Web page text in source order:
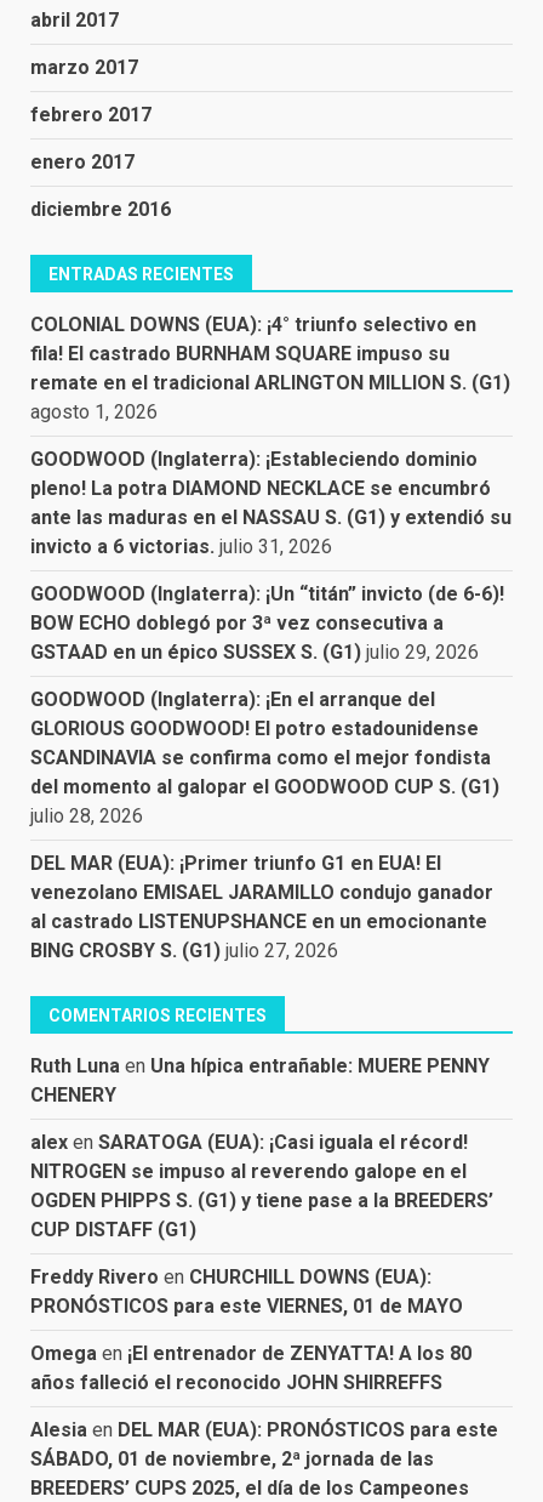
abril 2017
marzo 2017
febrero 2017
enero 2017
diciembre 2016
ENTRADAS RECIENTES
COLONIAL DOWNS (EUA): ¡4° triunfo selectivo en
fila! El castrado BURNHAM SQUARE impuso su
remate en el tradicional ARLINGTON MILLION S. (G1)
agosto 1, 2026
GOODWOOD (Inglaterra): ¡Estableciendo dominio
pleno! La potra DIAMOND NECKLACE se encumbró
ante las maduras en el NASSAU S. (G1) y extendió su
invicto a 6 victorias. julio 31, 2026
GOODWOOD (Inglaterra): ¡Un “titán” invicto (de 6-6)!
BOW ECHO doblegó por 3ª vez consecutiva a
GSTAAD en un épico SUSSEX S. (G1) julio 29, 2026
GOODWOOD (Inglaterra): ¡En el arranque del
GLORIOUS GOODWOOD! El potro estadounidense
SCANDINAVIA se confirma como el mejor fondista
del momento al galopar el GOODWOOD CUP S. (G1)
julio 28, 2026
DEL MAR (EUA): ¡Primer triunfo G1 en EUA! El
venezolano EMISAEL JARAMILLO condujo ganador
al castrado LISTENUPSHANCE en un emocionante
BING CROSBY S. (G1) julio 27, 2026
COMENTARIOS RECIENTES
Ruth Luna en Una hípica entrañable: MUERE PENNY
CHENERY
alex en SARATOGA (EUA): ¡Casi iguala el récord!
NITROGEN se impuso al reverendo galope en el
OGDEN PHIPPS S. (G1) y tiene pase a la BREEDERS’
CUP DISTAFF (G1)
Freddy Rivero en CHURCHILL DOWNS (EUA):
PRONÓSTICOS para este VIERNES, 01 de MAYO
Omega en ¡El entrenador de ZENYATTA! A los 80
años falleció el reconocido JOHN SHIRREFFS
Alesia en DEL MAR (EUA): PRONÓSTICOS para este
SÁBADO, 01 de noviembre, 2ª jornada de las
BREEDERS’ CUPS 2025, el día de los Campeones